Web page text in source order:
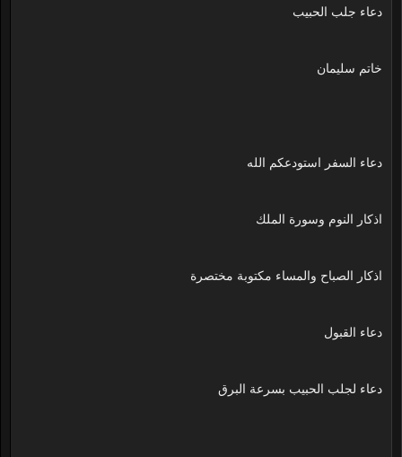
دعاء جلب الحبيب
خاتم سليمان
دعاء السفر استودعكم الله
اذكار النوم وسورة الملك
اذكار الصباح والمساء مكتوبة مختصرة
دعاء القبول
دعاء لجلب الحبيب بسرعة البرق